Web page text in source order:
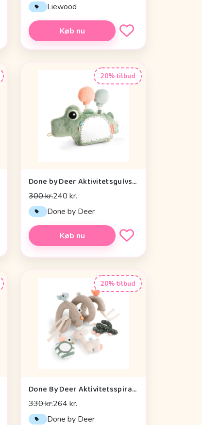
Liewood
Køb nu
20% tilbud
Done by Deer Aktivitetsgulvspejl - Croco - Grøn
300 kr.240 kr.
Done by Deer
Køb nu
20% tilbud
Done By Deer Aktivitetsspiral - Lalee Sand
330 kr.264 kr.
Done by Deer